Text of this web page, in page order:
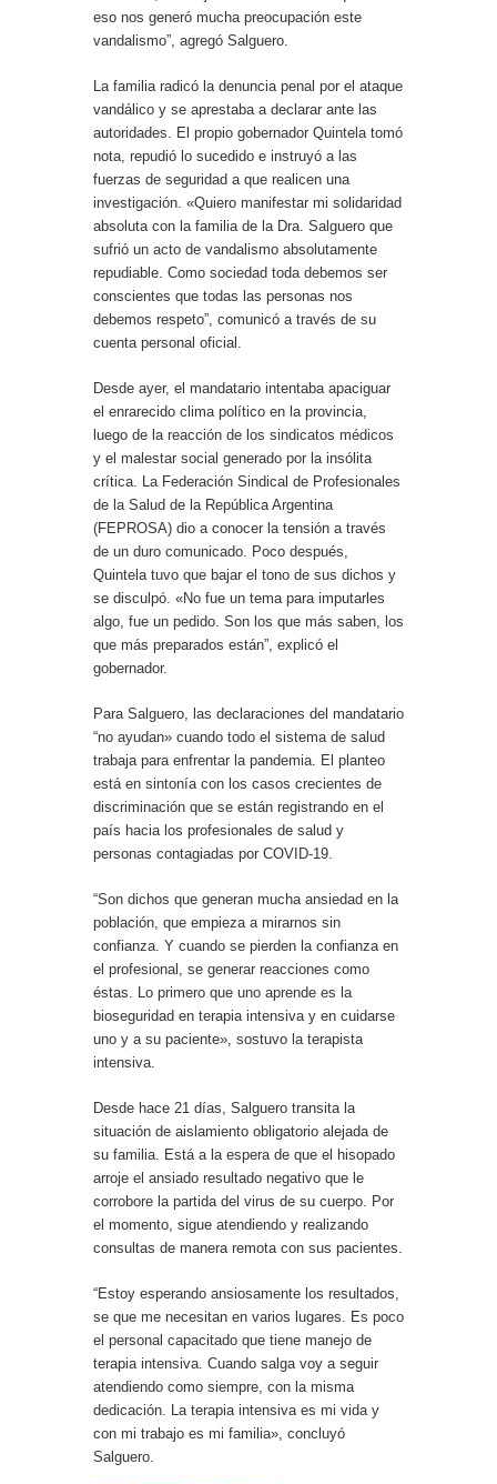
eso nos generó mucha preocupación este
vandalismo”, agregó Salguero.
La familia radicó la denuncia penal por el ataque
vandálico y se aprestaba a declarar ante las
autoridades. El propio gobernador Quintela tomó
nota, repudió lo sucedido e instruyó a las
fuerzas de seguridad a que realicen una
investigación. «Quiero manifestar mi solidaridad
absoluta con la familia de la Dra. Salguero que
sufrió un acto de vandalismo absolutamente
repudiable. Como sociedad toda debemos ser
conscientes que todas las personas nos
debemos respeto”, comunicó a través de su
cuenta personal oficial.
Desde ayer, el mandatario intentaba apaciguar
el enrarecido clima político en la provincia,
luego de la reacción de los sindicatos médicos
y el malestar social generado por la insólita
crítica. La Federación Sindical de Profesionales
de la Salud de la República Argentina
(FEPROSA) dio a conocer la tensión a través
de un duro comunicado. Poco después,
Quintela tuvo que bajar el tono de sus dichos y
se disculpó. «No fue un tema para imputarles
algo, fue un pedido. Son los que más saben, los
que más preparados están”, explicó el
gobernador.
Para Salguero, las declaraciones del mandatario
“no ayudan» cuando todo el sistema de salud
trabaja para enfrentar la pandemia. El planteo
está en sintonía con los casos crecientes de
discriminación que se están registrando en el
país hacia los profesionales de salud y
personas contagiadas por COVID-19.
“Son dichos que generan mucha ansiedad en la
población, que empieza a mirarnos sin
confianza. Y cuando se pierden la confianza en
el profesional, se generar reacciones como
éstas. Lo primero que uno aprende es la
bioseguridad en terapia intensiva y en cuidarse
uno y a su paciente», sostuvo la terapista
intensiva.
Desde hace 21 días, Salguero transita la
situación de aislamiento obligatorio alejada de
su familia. Está a la espera de que el hisopado
arroje el ansiado resultado negativo que le
corrobore la partida del virus de su cuerpo. Por
el momento, sigue atendiendo y realizando
consultas de manera remota con sus pacientes.
“Estoy esperando ansiosamente los resultados,
se que me necesitan en varios lugares. Es poco
el personal capacitado que tiene manejo de
terapia intensiva. Cuando salga voy a seguir
atendiendo como siempre, con la misma
dedicación. La terapia intensiva es mi vida y
con mi trabajo es mi familia», concluyó
Salguero.